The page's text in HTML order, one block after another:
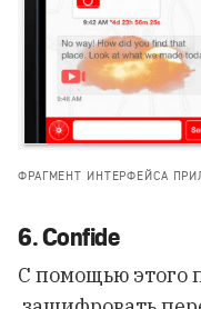
ФРАГМЕНТ ИНТЕРФЕЙСА
6. Confide
С помощью